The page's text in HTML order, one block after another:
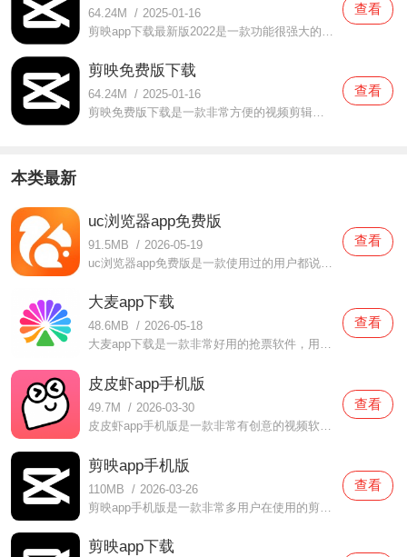
64.24M / 2025-01-16
查看
剪映免费版下载
64.24M / 2025-01-16
剪映免费版下载是一款非常方便的视频剪辑软件。在这款剪映免费版下载中这里面所拥有的工具都是非常简单的，当用户们在使用的时候也都是可以轻松体验的，并且整个操作过程都是非常简单的，用户们都可以轻松的完成自己的制作，轻松打造视频大片哦。感兴趣的朋友们都
查看
本类最新
uc浏览器app免费版
91.5MB / 2026-05-19
uc浏览器app免费版是一款使用过的用户都说好用的浏览器软件，在这款uc浏览器app免费版中都为用户们打造了非常多便利的功能，当你们在体验的时候都可以变，快速的搜索引擎功能可以帮助用户们更快的找到各种信息，而且还有很多有趣的书籍可以自由浏览阅读的哦，有需要
查看
大麦app下载
48.6MB / 2026-05-18
大麦app下载是一款非常好用的抢票软件，用户们通过这款大麦app下载都可以抢到很多不同的票，明星们的演唱会、音乐会、歌剧等统统都有提供，而且还有很多福利都为你们准备着，对于新人用户来说也是非常友好的，实时在线观看选座情况，轻轻松松体验精彩表演哦，还没有下载这款
查看
皮皮虾app手机版
49.7M / 2026-03-30
皮皮虾app手机版是一款非常有创意的视频软件，在这款皮皮虾app手机版中用户们不仅是可以感受到很多精彩有趣的视频内容，而且还提供了很多有趣的玩法，很多脑洞大开的玩家都喜欢汇聚在这里面，大家一起交流有趣的故事，还可以认识很多有趣的小伙伴，感受不一样的语言文字哦，
查看
剪映app手机版
110MB / 2026-03-26
查看
剪映app下载